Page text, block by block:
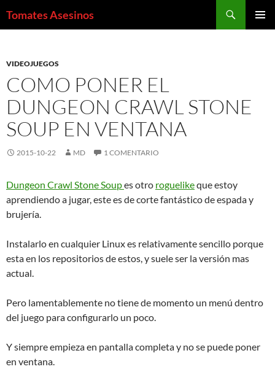
Tomates Asesinos
VIDEOJUEGOS
COMO PONER EL
DUNGEON CRAWL STONE
SOUP EN VENTANA
2015-10-22 MD 1 COMENTARIO
Dungeon Crawl Stone Soupes otro roguelikeque estoy
aprendiendo a jugar, este es de corte fantástico de espada y
brujería.
Instalarlo en cualquier Linux es relativamente sencillo porque
esta en los repositorios de estos, y suele ser la versión mas
actual.
Pero lamentablemente no tiene de momento un menú dentro
del juego para configurarlo un poco.
Y siempre empieza en pantalla completa y no se puede poner
en ventana.